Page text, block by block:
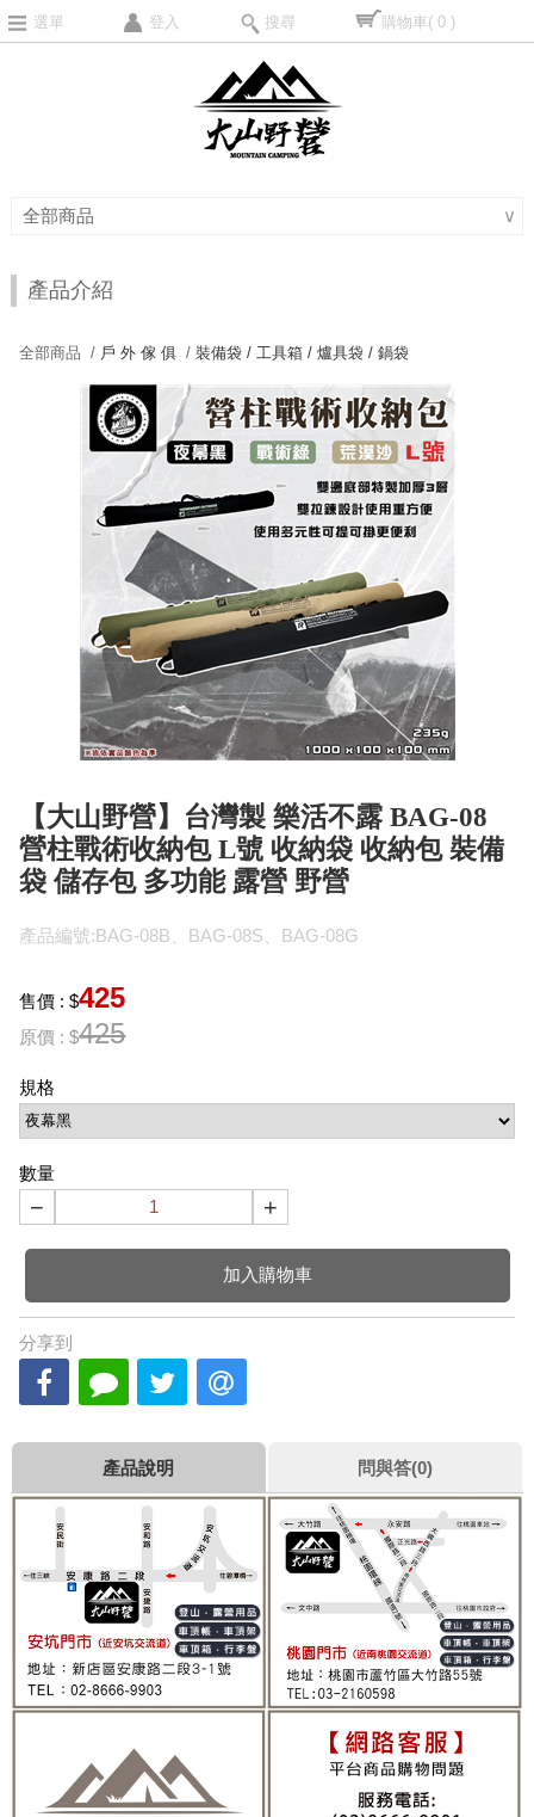
選單 登入 搜尋 購物車( 0 )
全部商品 ∨
產品介紹
全部商品 / 戶 外 傢 俱 /裝備袋 / 工具箱 / 爐具袋 / 鍋袋
【大山野營】台灣製 樂活不露 BAG-08
營柱戰術收納包 L號 收納袋 收納包 裝備
袋 儲存包 多功能 露營 野營
產品編號:BAG-08B、BAG-08S、BAG-08G
售價 : $425
原價 : $425
規格
數量
− +
加入購物車
分享到
產品說明 問與答(0)